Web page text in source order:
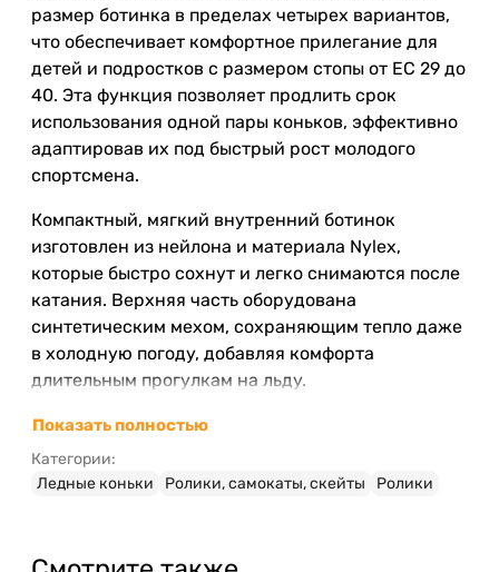
размер ботинка в пределах четырех вариантов,
что обеспечивает комфортное прилегание для
детей и подростков с размером стопы от ЕС 29 до
40. Эта функция позволяет продлить срок
использования одной пары коньков, эффективно
адаптировав их под быстрый рост молодого
спортсмена.
Компактный, мягкий внутренний ботинок
изготовлен из нейлона и материала Nylex,
которые быстро сохнут и легко снимаются после
катания. Верхняя часть оборудована
синтетическим мехом, сохраняющим тепло даже
в холодную погоду, добавляя комфорта
длительным прогулкам на льду.
Отличные характеристики
ледовых коньков Tempish FUR
EXPANZE PLUS
двухсложного ТПУ, выдерживает низкие
Показать полностью
Категории:
Ледные коньки
Ролики, самокаты, скейты Ролики